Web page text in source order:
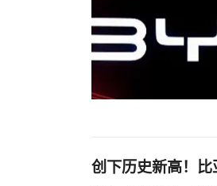
创下历史新高！